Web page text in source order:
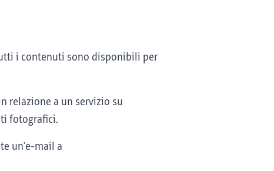
i contenuti sono disponibili per
relazione a un servizio su
fotografici.
un'e-mail a